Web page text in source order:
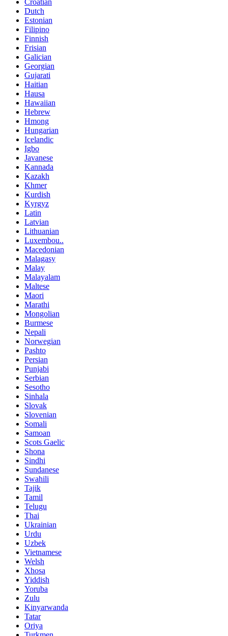
Croatian
Dutch
Estonian
Filipino
Finnish
Frisian
Galician
Georgian
Gujarati
Haitian
Hausa
Hawaiian
Hebrew
Hmong
Hungarian
Icelandic
Igbo
Javanese
Kannada
Kazakh
Khmer
Kurdish
Kyrgyz
Latin
Latvian
Lithuanian
Luxembou..
Macedonian
Malagasy
Malay
Malayalam
Maltese
Maori
Marathi
Mongolian
Burmese
Nepali
Norwegian
Pashto
Persian
Punjabi
Serbian
Sesotho
Sinhala
Slovak
Slovenian
Somali
Samoan
Scots Gaelic
Shona
Sindhi
Sundanese
Swahili
Tajik
Tamil
Telugu
Thai
Ukrainian
Urdu
Uzbek
Vietnamese
Welsh
Xhosa
Yiddish
Yoruba
Zulu
Kinyarwanda
Tatar
Oriya